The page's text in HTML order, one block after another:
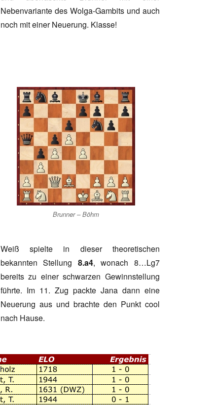
Nebenvariante des Wolga-Gambits und auch
noch mit einer Neuerung. Klasse!
Brunner – Böhm
Weiß spielte in dieser theoretischen
bekannten Stellung 8.a4, wonach 8…Lg7
bereits zu einer schwarzen Gewinnstellung
führte. Im 11. Zug packte Jana dann eine
Neuerung aus und brachte den Punkt cool
nach Hause.